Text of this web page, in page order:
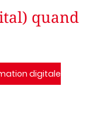
quand
digitale